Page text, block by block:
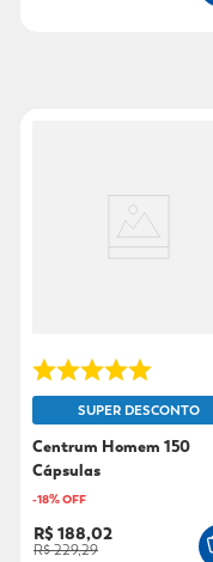
SUPER DESCONTO
Centrum Homem 150
Cápsulas
-18% OFF
R$ 188,02
R$ 229,29